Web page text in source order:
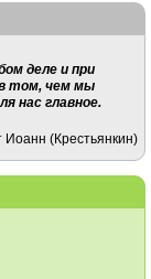
деле и при
том, чем мы
нас главное.
Иоанн (Крестьянкин)